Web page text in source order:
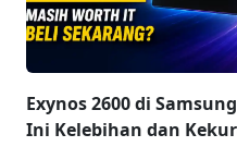
Exynos 2600 di
Ini Kelebihan dan